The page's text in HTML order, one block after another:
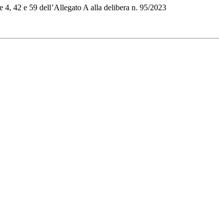
42 e 59 dell’Allegato A alla delibera n. 95/2023